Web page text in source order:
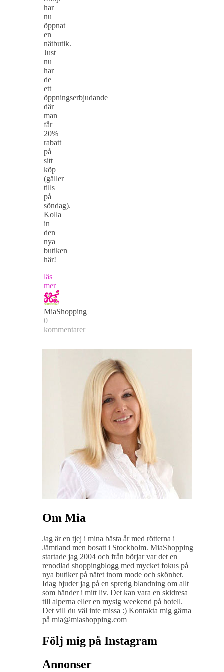
har
nu
öppnat
en
nätbutik.
Just
nu
har
de
ett
öppningserbjudande
där
man
får
20%
rabatt
på
sitt
köp
(gäller
tills
på
söndag).
Kolla
in
den
nya
butiken
här!
läs
mer
MiaShopping
0
kommentarer
Om Mia
Jag är en tjej i mina bästa år med rötterna i
Jämtland men bosatt i Stockholm. MiaShopping
startade jag 2004 och från börjar var det en
renodlad shoppingblogg med mycket fokus på
nya butiker på nätet inom mode och skönhet.
Idag bjuder jag på en spretig blandning om allt
som händer i mitt liv. Det kan vara en skidresa
till alperna eller en mysig weekend på hotell.
Det vill du väl inte missa :) Kontakta mig gärna
på mia@miashopping.com
Följ mig på Instagram
Annonser